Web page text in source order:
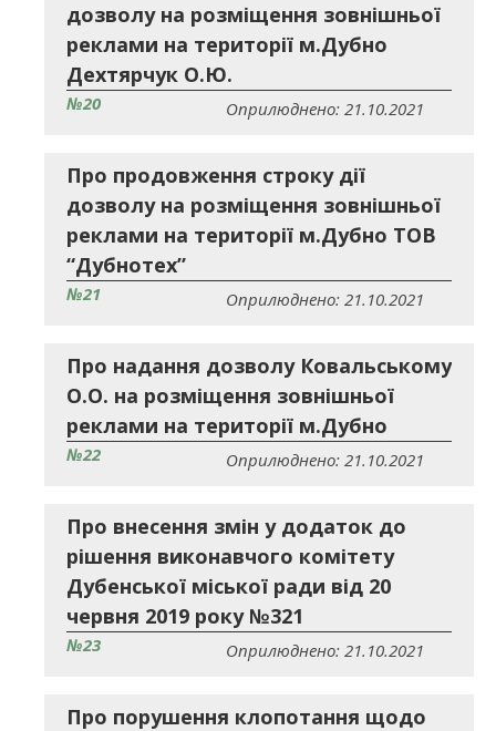
дозволу на розміщення зовнішньої
реклами на території м.Дубно
Дехтярчук О.Ю.
№20 Оприлюднено: 21.10.2021
Про продовження строку дії
дозволу на розміщення зовнішньої
реклами на території м.Дубно ТОВ
“Дубнотех”
№21 Оприлюднено: 21.10.2021
Про надання дозволу Ковальському
О.О. на розміщення зовнішньої
реклами на території м.Дубно
№22 Оприлюднено: 21.10.2021
Про внесення змін у додаток до
рішення виконавчого комітету
Дубенської міської ради від 20
червня 2019 року №321
№23 Оприлюднено: 21.10.2021
Про порушення клопотання щодо